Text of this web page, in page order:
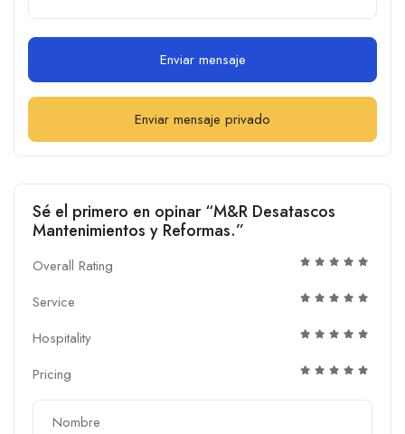
Enviar mensaje
Enviar mensaje privado
Sé el primero en opinar “M&R Desatascos
Mantenimientos y Reformas.”
Overall Rating
Service
Hospitality
Pricing